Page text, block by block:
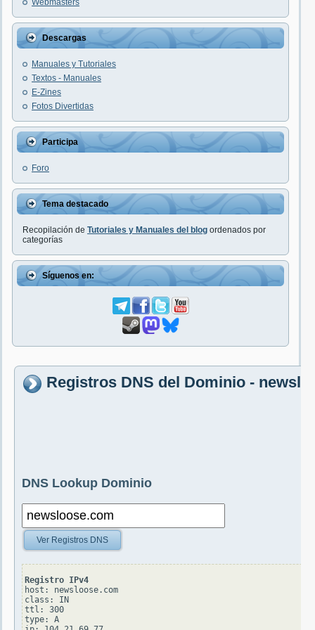
Webmasters
Descargas
Manuales y Tutoriales
Textos - Manuales
E-Zines
Fotos Divertidas
Participa
Foro
Tema destacado
Recopilación de Tutoriales y Manuales del blog ordenados por
categorías
Síguenos en:
Registros DNS del Dominio -
DNS Lookup Dominio
Ver Registros DNS
Registro IPv4
host: newsloose.com
class: IN
ttl: 300
type: A